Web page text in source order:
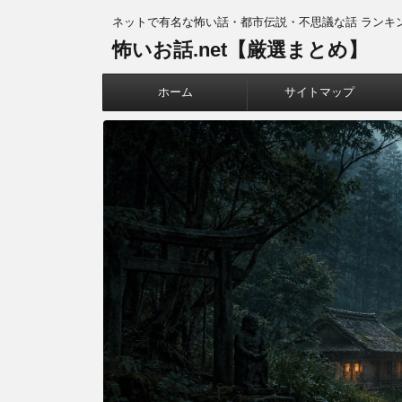
ネットで有名な怖い話・都市伝説・不思議な話 ランキ
怖いお話.net【厳選まとめ】
ホーム サイトマップ